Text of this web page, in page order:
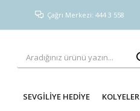
Çağrı Merkezi: 444 3 558
SEVGİLİYE HEDİYE KOLYELER